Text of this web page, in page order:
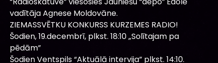
vadītāja Agnese Moldovāne.
ZIEMASSVĒTKU KONKURSS KURZEMES RADIO!
Šodien, 19.decembrī, plkst. 18:10 „Solītajam pa
pēdām”
Šodien Ventspils “Aktuālā intervija” plkst. 14:10.